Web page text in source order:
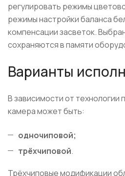
регулировать режимы
режимы настройки баланса
компенсации засветок.
сохраняются в памяти
Варианты
В зависимости от
камера может быть:
одночиповой;
трёхчиповой.
Трёхчиповые модификации